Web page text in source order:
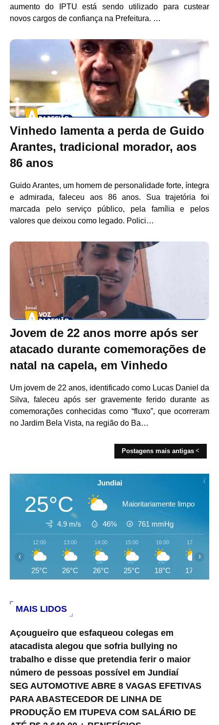
aumento do IPTU está sendo utilizado para custear
novos cargos de confiança na Prefeitura. …
Vinhedo lamenta a perda de Guido
Arantes, tradicional morador, aos
86 anos
Guido Arantes, um homem de personalidade forte, íntegra
e admirada, faleceu aos 86 anos. Sua trajetória foi
marcada pelo serviço público, pela família e pelos
valores que deixou como legado. Polici…
Jovem de 22 anos morre após ser
atacado durante comemorações de
natal na capela, em Vinhedo
Um jovem de 22 anos, identificado como Lucas Daniel da
Silva, faleceu após ser gravemente ferido durante as
comemorações conhecidas como “fluxo”, que ocorreram
no Jardim Bela Vista, na região do Ba…
Postagens mais antigas
Jundiai
25°C Maioritariamente limpo
4.9 m/s 46% 761 mmHg
12:00
25°C
13:00
26°C
14:00
26°C
15:00
25°C
16:00
18°C
17:00
17°C
‹ ›
MAIS LIDOS
Açougueiro que esfaqueou colegas em
atacadista alegou que sofria bullying no
trabalho e disse que pretendia ferir o maior
número de pessoas possível em Jundiaí
SEG AUTOMOTIVE ABRE 8 VAGAS EFETIVAS
PARA ABASTECEDOR DE LINHA DE
PRODUÇÃO EM ITUPEVA COM SALÁRIO DE